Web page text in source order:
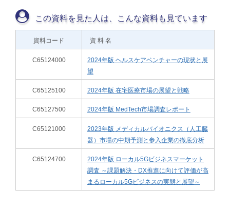
この資料を見た人は、こんな資料も見ています
資料コード 資 料 名
C65124000
2024年版 ヘルスケアベンチャーの現状と展
望
C65125100 2024年版 在宅医療市場の展望と戦略
C65127500 2024年版 MedTech市場調査レポート
C65121000
2023年版 メディカルバイオニクス（人工臓
器）市場の中期予測と参入企業の徹底分析
C65124700
2024年版 ローカル5Gビジネスマーケット
調査 ～課題解決・DX推進に向けて評価が高
まるローカル5Gビジネスの実態と展望～